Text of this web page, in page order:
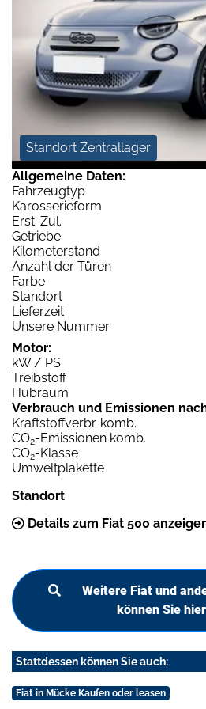
Standort Zentrallager
Allgemeine Daten:
Fahrzeugtyp
Karosserieform
Erst-Zul.
Getriebe
Kilometerstand
Anzahl der Türen
Farbe
Standort
Lieferzeit
Unsere Nummer
Motor:
kW / PS
Treibstoff
Hubraum
Verbrauch und Emissionen
Kraftstoffverbr. komb.
CO2-Emissionen komb.
CO2-Klasse
Umweltplakette
Standort
Details zum Fiat 500
Weitere Fiat und
können Sie
Stattdessen können Sie auch:
Fiat in Mücke Kaufen oder leasen